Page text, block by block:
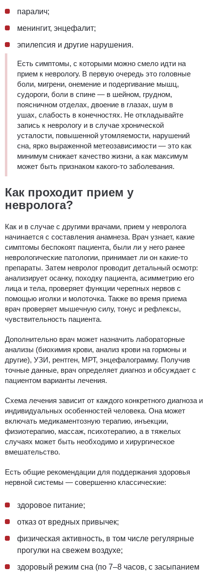
паралич;
менингит, энцефалит;
эпилепсия и другие нарушения.
Есть симптомы, с которыми можно смело идти на
прием к неврологу. В первую очередь это головные
боли, мигрени, онемение и подергивание мышц,
судороги, боли в спине ― в шейном, грудном,
поясничном отделах, двоение в глазах, шум в
ушах, слабость в конечностях. Не откладывайте
запись к неврологу и в случае хронической
усталости, повышенной утомляемости, нарушений
сна, ярко выраженной метеозависимости ― это как
минимум снижает качество жизни, а как максимум
может быть признаком какого-то заболевания.
Как проходит прием у
невролога?
Как и в случае с другими врачами, прием у невролога
начинается с составления анамнеза. Врач узнает, какие
симптомы беспокоят пациента, были ли у него ранее
неврологические патологии, принимает ли он какие-то
препараты. Затем невролог проводит детальный осмотр:
анализирует осанку, походку пациента, асимметрию его
лица и тела, проверяет функции черепных нервов с
помощью иголки и молоточка. Также во время приема
врач проверяет мышечную силу, тонус и рефлексы,
чувствительность пациента.
Дополнительно врач может назначить лабораторные
анализы (биохимия крови, анализ крови на гормоны и
другие), УЗИ, рентген, МРТ, энцефалограмму. Получив
точные данные, врач определяет диагноз и обсуждает с
пациентом варианты лечения.
Схема лечения зависит от каждого конкретного диагноза и
индивидуальных особенностей человека. Она может
включать медикаментозную терапию, инъекции,
физиотерапию, массаж, психотерапию, а в тяжелых
случаях может быть необходимо и хирургическое
вмешательство.
Есть общие рекомендации для поддержания здоровья
нервной системы ― совершенно классические:
здоровое питание;
отказ от вредных привычек;
физическая активность, в том числе регулярные
прогулки на свежем воздухе;
здоровый режим сна (по 7–8 часов, с засыпанием